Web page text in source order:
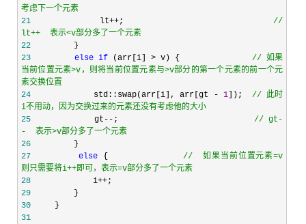
考虑下一个元素
21
             lt++;
//
lt++  表示<v部分多了一个元素
22
23
else if (arr[i] > v) { // 如果
当前位置元素>v，则将当前位置元素与>v部分的第一个元素的前一个元
素交换位置
24
             std::swap(arr[i], arr[gt -
1]); // 此时
i不用动，因为交换过来的元素还没有考虑他的大小
25
             gt--;
// gt-
-  表示>v部分多了一个元素
26
27
else { //
  如果当前位置元素=v
则只需要将i++即可，表示=v部分多了一个元素
28
             i++
29
30
31